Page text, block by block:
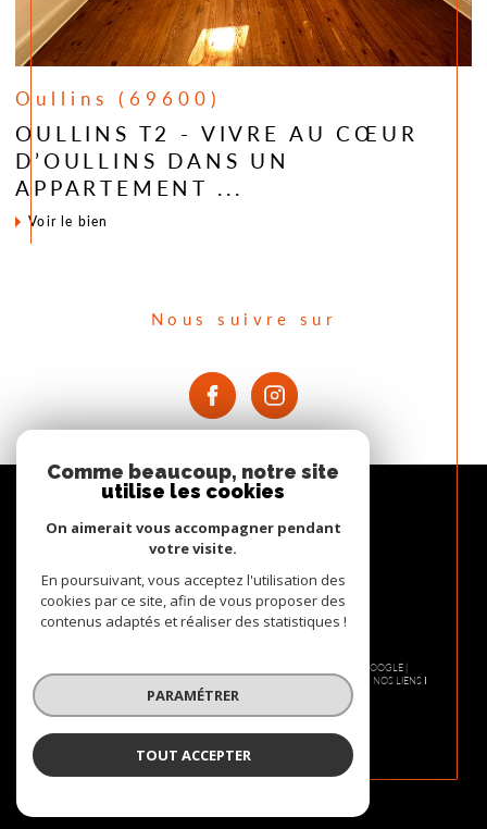
Oullins (69600)
OULLINS T2 - VIVRE AU CŒUR
D’OULLINS DANS UN
APPARTEMENT ...
voir le bien
Nous suivre sur
© 2026 | TOUS DROITS RÉSERVÉS | TRADUCTION POWERED BY GOOGLE |
ADMIN
NOS LIENS
POLITIQUE RGPD
Comme beaucoup, notre site
utilise les cookies
On aimerait vous accompagner pendant
votre visite.
En poursuivant, vous acceptez l'utilisation des
cookies par ce site, afin de vous proposer des
contenus adaptés et réaliser des statistiques !
PARAMÉTRER
TOUT ACCEPTER